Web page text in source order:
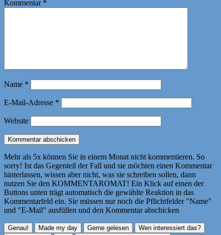
Kommentar *
Name *
E-Mail-Adresse *
Website
Mehr als 5x können Sie in einem Monat nicht kommentieren. So
sorry! Ist das Gegenteil der Fall und sie möchten einen Kommentar
hinterlassen, wissen aber nicht, was sie schreiben sollen, dann
nutzen Sie den KOMMENTAROMAT! Ein Klick auf einen der
Buttons unten trägt automatisch die gewählte Reaktion in das
Kommentarfeld ein. Sie müssen nur noch die Pflichtfelder "Name"
und "E-Mail" ausfüllen und den Kommentar abschicken